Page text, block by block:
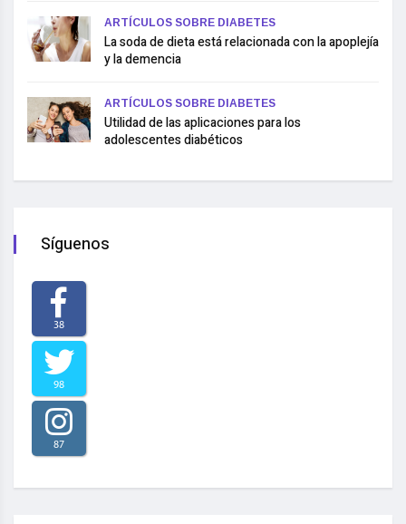
ARTÍCULOS SOBRE DIABETES
La soda de dieta está relacionada con la apoplejía
y la demencia
ARTÍCULOS SOBRE DIABETES
Utilidad de las aplicaciones para los
adolescentes diabéticos
Síguenos
38
98
87